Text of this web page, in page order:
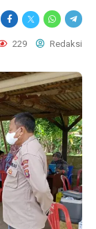
229 Redaksi